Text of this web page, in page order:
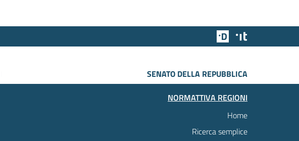
Team Digitale
SENATO DELLA REPUBBLICA
NORMATTIVA REGIONI
Home
Ricerca semplice